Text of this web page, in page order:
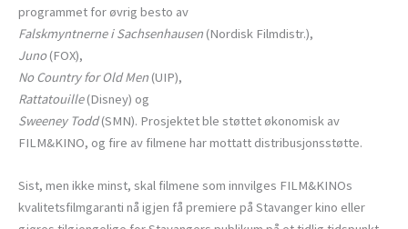
programmet for øvrig besto av
Falskmyntnerne i Sachsenhausen (Nordisk Filmdistr.),
Juno(FOX),
No Country for Old Men (UIP),
Rattatouille(Disney) og
Sweeney Todd(SMN). Prosjektet ble støttet økonomisk av
FILM&KINO, og fire av filmene har mottatt distribusjonsstøtte.
Sist, men ikke minst, skal filmene som innvilges FILM&KINOs
kvalitetsfilmgaranti nå igjen få premiere på Stavanger kino eller